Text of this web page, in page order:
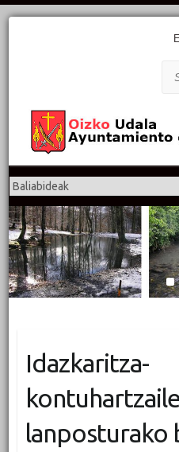
1
Idazkaritza-
lanposturako